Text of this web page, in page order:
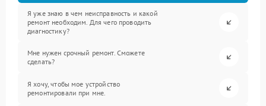
Я уже знаю в чем неисправность и какой
ремонт необходим. Для чего проводить
диагностику?
Мне нужен срочный ремонт. Сможете
сделать?
Я хочу, чтобы мое устройство
ремонтировали при мне.